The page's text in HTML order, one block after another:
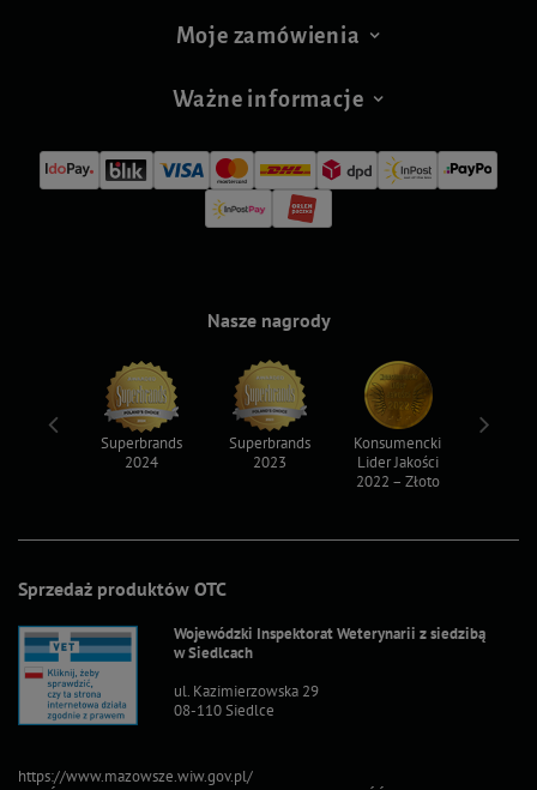
Moje zamówienia
Ważne informacje
Sprzedaż produktów OTC
Wojewódzki Inspektorat Weterynarii z siedzibą
w Siedlcach
ul. Kazimierzowska 29
08-110 Siedlce
https://www.mazowsze.wiw.gov.pl/
Nasze nagrody
Superbrands
2024
Superbrands
2023
Konsumencki
Lider Jakości
2022 – Złoto